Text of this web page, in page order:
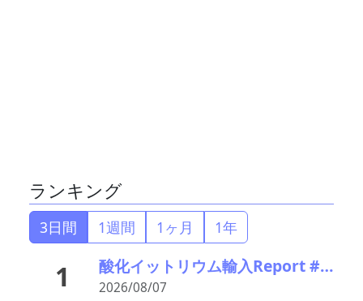
ランキング
3日間 1週間 1ヶ月 1年
1 酸化イットリウム輸入Report #52 2026年前半中国から輸入量激減 でも依然中国頼り
2026/08/07